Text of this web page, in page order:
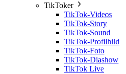
TikToker
TikTok-Videos
TikTok-Story
TikTok-Sound
TikTok-Profilbild
TikTok-Foto
TikTok-Diashow
TikTok Live